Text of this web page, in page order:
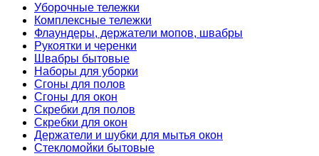
Уборочные тележки
Комплексные тележки
Флаундеры, держатели мопов, швабры
Рукоятки и черенки
Швабры бытовые
Наборы для уборки
Сгоны для полов
Сгоны для окон
Скребки для полов
Скребки для окон
Держатели и шубки для мытья окон
Стекломойки бытовые